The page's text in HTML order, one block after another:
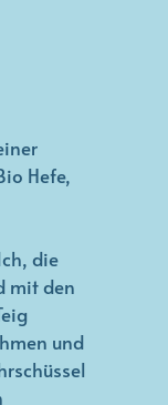
Hefe,
die
mit den
und